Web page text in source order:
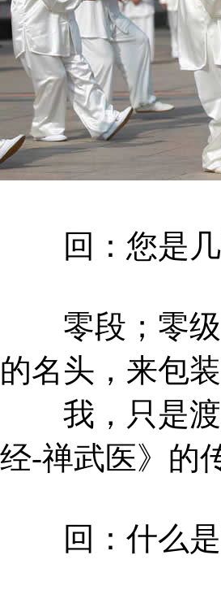
回：您是几
零段；零级
的名头，来包
我，只是渡
经-禅武医》的
回：什么是